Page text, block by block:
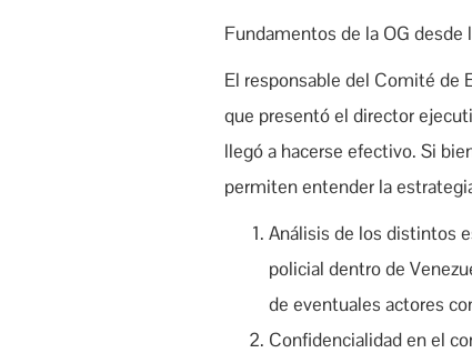
Fundamentos de la OG desde
El responsable del Comité de
que presentó el director
llegó a hacerse efectivo. Si
permiten entender la
Análisis de los distintos
policial dentro de
de eventuales actores
Confidencialidad en el